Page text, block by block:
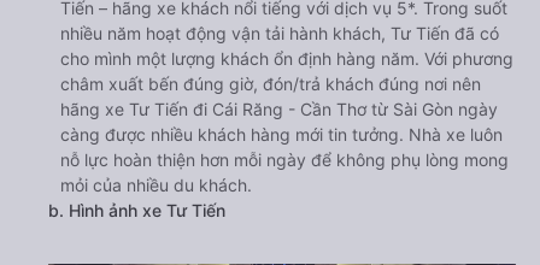
Tiến – hãng xe khách nổi tiếng với dịch vụ 5*. Trong suốt
nhiều năm hoạt động vận tải hành khách, Tư Tiến đã có
cho mình một lượng khách ổn định hàng năm. Với phương
châm xuất bến đúng giờ, đón/trả khách đúng nơi nên
hãng xe Tư Tiến đi Cái Răng - Cần Thơ từ Sài Gòn ngày
càng được nhiều khách hàng mới tin tưởng. Nhà xe luôn
nỗ lực hoàn thiện hơn mỗi ngày để không phụ lòng mong
mỏi của nhiều du khách.
b. Hình ảnh xe Tư Tiến